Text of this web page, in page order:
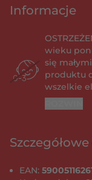
Informacje
wieku
się
produktu
wszelkie
osoby
mogą się
wykonać
pozwoli to
mogą
EAN: